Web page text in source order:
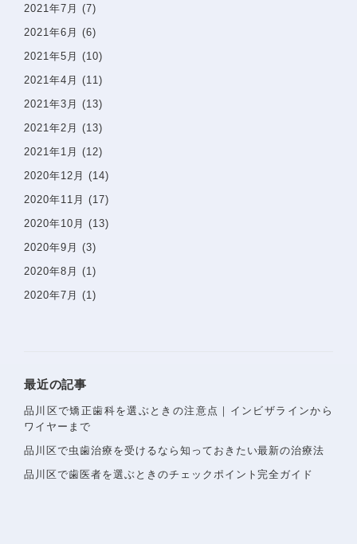
2021年7月 (7)
2021年6月 (6)
2021年5月 (10)
2021年4月 (11)
2021年3月 (13)
2021年2月 (13)
2021年1月 (12)
2020年12月 (14)
2020年11月 (17)
2020年10月 (13)
2020年9月 (3)
2020年8月 (1)
2020年7月 (1)
最近の記事
品川区で矯正歯科を選ぶときの注意点｜インビザラインから
ワイヤーまで
品川区で虫歯治療を受けるなら知っておきたい最新の治療法
品川区で歯医者を選ぶときのチェックポイント完全ガイド